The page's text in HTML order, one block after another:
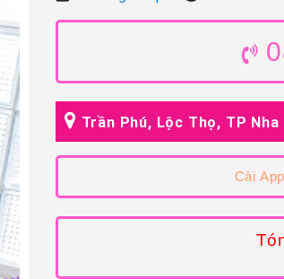
Trần Phú, Lộc Thọ, TP
Cài App